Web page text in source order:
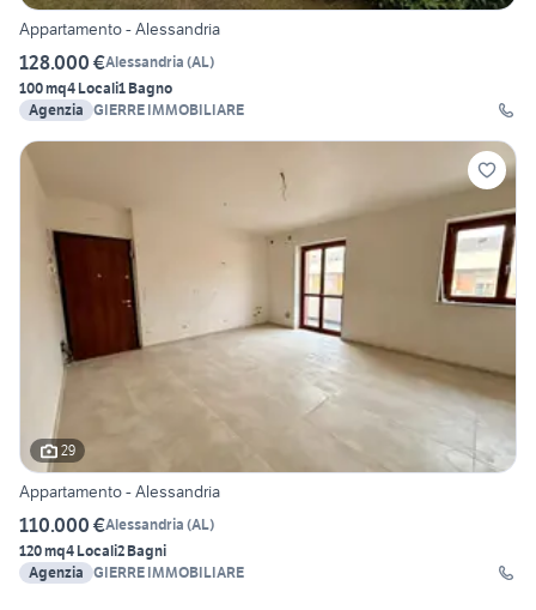
Appartamento - Alessandria
128.000 €Alessandria (AL)
100 mq4 Locali1 Bagno
Agenzia GIERRE IMMOBILIARE
29
Appartamento - Alessandria
110.000 €Alessandria (AL)
120 mq4 Locali2 Bagni
Agenzia GIERRE IMMOBILIARE